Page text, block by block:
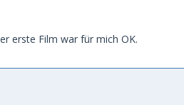
erste Film war für mich OK.